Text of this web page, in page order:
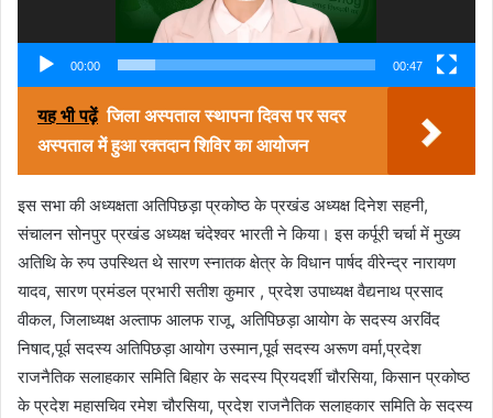
00:00 00:47
यह भी पढ़ें जिला अस्पताल स्थापना दिवस पर सदर
अस्पताल में हुआ रक्तदान शिविर का आयोजन
इस सभा की अध्यक्षता अतिपिछड़ा प्रकोष्ठ के प्रखंड अध्यक्ष दिनेश सहनी,
संचालन सोनपुर प्रखंड अध्यक्ष चंदेश्वर भारती ने किया। इस कर्पूरी चर्चा में मुख्य
अतिथि के रुप उपस्थित थे सारण स्नातक क्षेत्र के विधान पार्षद वीरेन्द्र नारायण
यादव, सारण प्रमंडल प्रभारी सतीश कुमार , प्रदेश उपाध्यक्ष वैद्यनाथ प्रसाद
वीकल, जिलाध्यक्ष अल्ताफ आलफ राजू, अतिपिछड़ा आयोग के सदस्य अरविंद
निषाद,पूर्व सदस्य अतिपिछड़ा आयोग उस्मान,पूर्व सदस्य अरूण वर्मा,प्रदेश
राजनैतिक सलाहकार समिति बिहार के सदस्य प्रियदर्शी चौरसिया, किसान प्रकोष्ठ
के प्रदेश महासचिव रमेश चौरसिया, प्रदेश राजनैतिक सलाहकार समिति के सदस्य